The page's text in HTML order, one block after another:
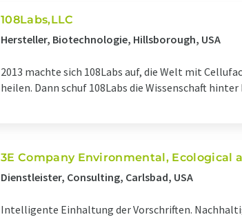
108Labs,LLC
Hersteller, Biotechnologie, Hillsborough, USA
2013 machte sich 108Labs auf, die Welt mit
heilen. Dann schuf 108Labs die Wissenschaft hinter
3E Company Environmental, Ecological
Dienstleister, Consulting, Carlsbad, USA
Intelligente Einhaltung der Vorschriften.